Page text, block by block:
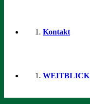
Kontakt
WEITBLICK